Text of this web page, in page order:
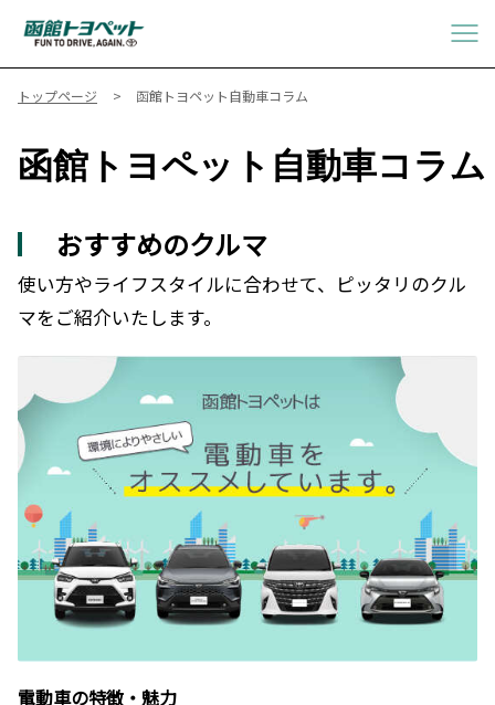
トップページ 函館トヨペット自動車コラム
函館トヨペット自動車コラム
おすすめのクルマ
使い方やライフスタイルに合わせて、ピッタリのクル
マをご紹介いたします。
電動車の特徴・魅力